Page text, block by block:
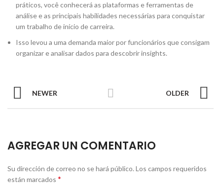
práticos, você conhecerá as plataformas e ferramentas de
análise e as principais habilidades necessárias para conquistar
um trabalho de início de carreira.
Isso levou a uma demanda maior por funcionários que consigam
organizar e analisar dados para descobrir insights.
NEWER OLDER
AGREGAR UN COMENTARIO
Su dirección de correo no se hará público. Los campos requeridos
están marcados *